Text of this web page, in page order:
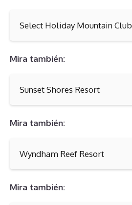
Select Holiday Mountain Club
Mira también:
Sunset Shores Resort
Mira también:
Wyndham Reef Resort
Mira también: